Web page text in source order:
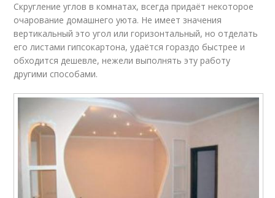
Скругление углов в комнатах, всегда придаёт некоторое
очарование домашнего уюта. Не имеет значения
вертикальный это угол или горизонтальный, но отделать
его листами гипсокартона, удаётся гораздо быстрее и
обходится дешевле, нежели выполнять эту работу
другими способами.